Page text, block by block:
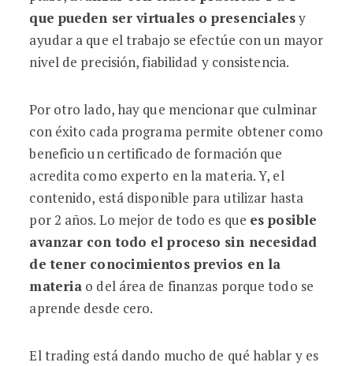
que pueden ser virtuales o presencialesy
ayudar a que el trabajo se efectúe con un mayor
nivel de precisión, fiabilidad y consistencia.
Por otro lado, hay que mencionar que culminar
con éxito cada programa permite obtener como
beneficio un certificado de formación que
acredita como experto en la materia. Y, el
contenido, está disponible para utilizar hasta
por 2 años. Lo mejor de todo es que es posible
avanzar con todo el proceso sin necesidad
de tener conocimientos previos en la
materia o del área de finanzas porque todo se
aprende desde cero.
El trading está dando mucho de qué hablar y es